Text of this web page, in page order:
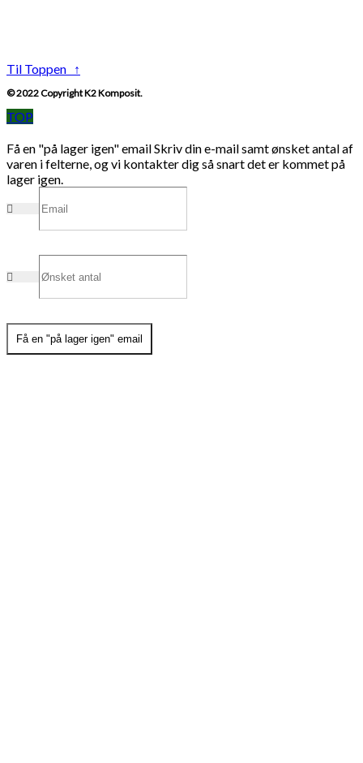
Til Toppen ↑
© 2022 Copyright K2 Komposit.
TOP
Få en "på lager igen" emailSkriv din e-mail samt ønsket antal af
varen i felterne, og vi kontakter dig så snart det er kommet på
lager igen.
Få en "på lager igen" email